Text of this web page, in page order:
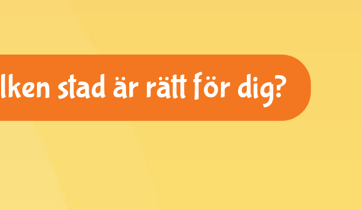
stad är rätt för dig?